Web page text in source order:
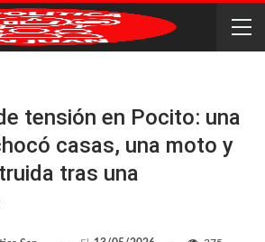
tensión en Pocito: una
casas, una moto y
tras una